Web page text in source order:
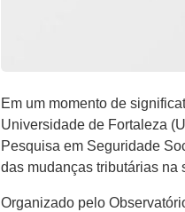
Em um momento de
Universidade de Fortaleza
Pesquisa em Seguridade
das mudanças tributárias
Organizado pelo